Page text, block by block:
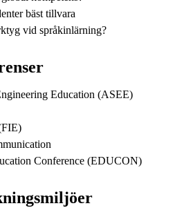
bäst tillvara
vid språkinlärning?
Education (ASEE)
Conference (EDUCON)